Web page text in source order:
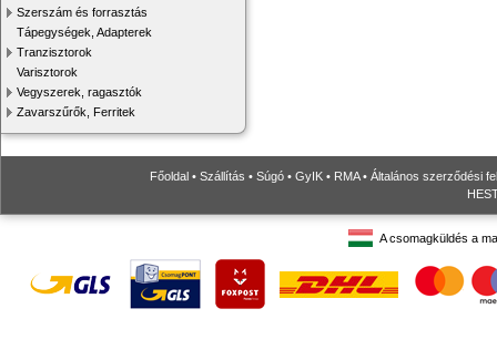
Szerszám és forrasztás
Tápegységek, Adapterek
Tranzisztorok
Varisztorok
Vegyszerek, ragasztók
Zavarszűrők, Ferritek
Főoldal • Szállítás • Súgó • GyIK • RMA• Általános szerződési
A csomagküldés a